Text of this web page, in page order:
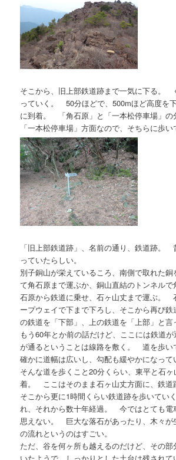
そこから、旧上部鉄道跡まで一気に下る。
っていく。 50分ほどで、500mほど高度を
に到着。 「角石原」と「一本松停車場」
「一本松停車場」方面なので、そちらに歩い
「旧上部鉄道跡」、名前の通り、鉄道跡。
っていたらしい。
別子銅山が栄えているころ、南側で取れた銅
て角石原まで運ぶか、銅山直結のトンネルで
石原から鉄道に乗せ、石ヶ山丈まで運ぶ。
ープウェイで下まで下ろし、そこから再び
の鉄道を「下部」、上の鉄道を「上部」と言
もう60年とか前の話だけど、ここには鉄道
が通るということは線路を敷く。 道を歩い
確かに道幅は広いし、勾配も緩やかになって
そんな道を歩くこと20分くらい、東平と石
着。 ここはそのまま石ヶ山丈方面に、鉄道
そこから更に1時間くらい鉄道跡を歩いてい
れ、それから数十年経過。 今ではとても電
思えない。 巨大な落石があったり、木々が
の流れというのはすごい。
ただ、谷を何ヶ所も越えるのだけど、その
いたようで、しっかりとした土台は残され